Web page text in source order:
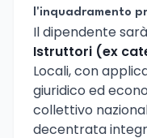
l'inquadramento
Il dipendente
Istruttori (ex
Locali, con
giuridico ed
collettivo
decentrata